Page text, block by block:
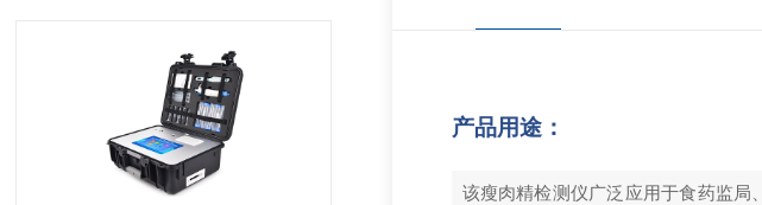
产品用途：
该瘦肉精检测仪广泛应用于食药监